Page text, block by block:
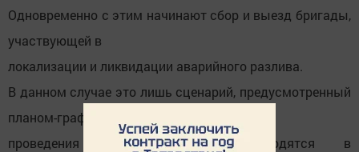
Одновременно с этим начинают сбор и выезд бригады,
участвующей в
локализации и ликвидации аварийного разлива.
В данном случае это лишь сценарий, предусмотренный
планом-графиком
проведения УТЗ, которые проводятся в